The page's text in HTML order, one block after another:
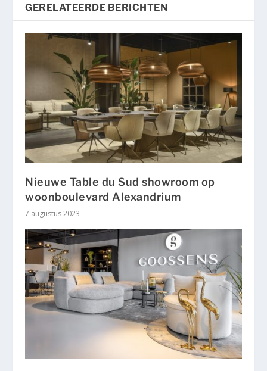
GERELATEERDE BERICHTEN
Nieuwe Table du Sud showroom op
woonboulevard Alexandrium
7 augustus 2023